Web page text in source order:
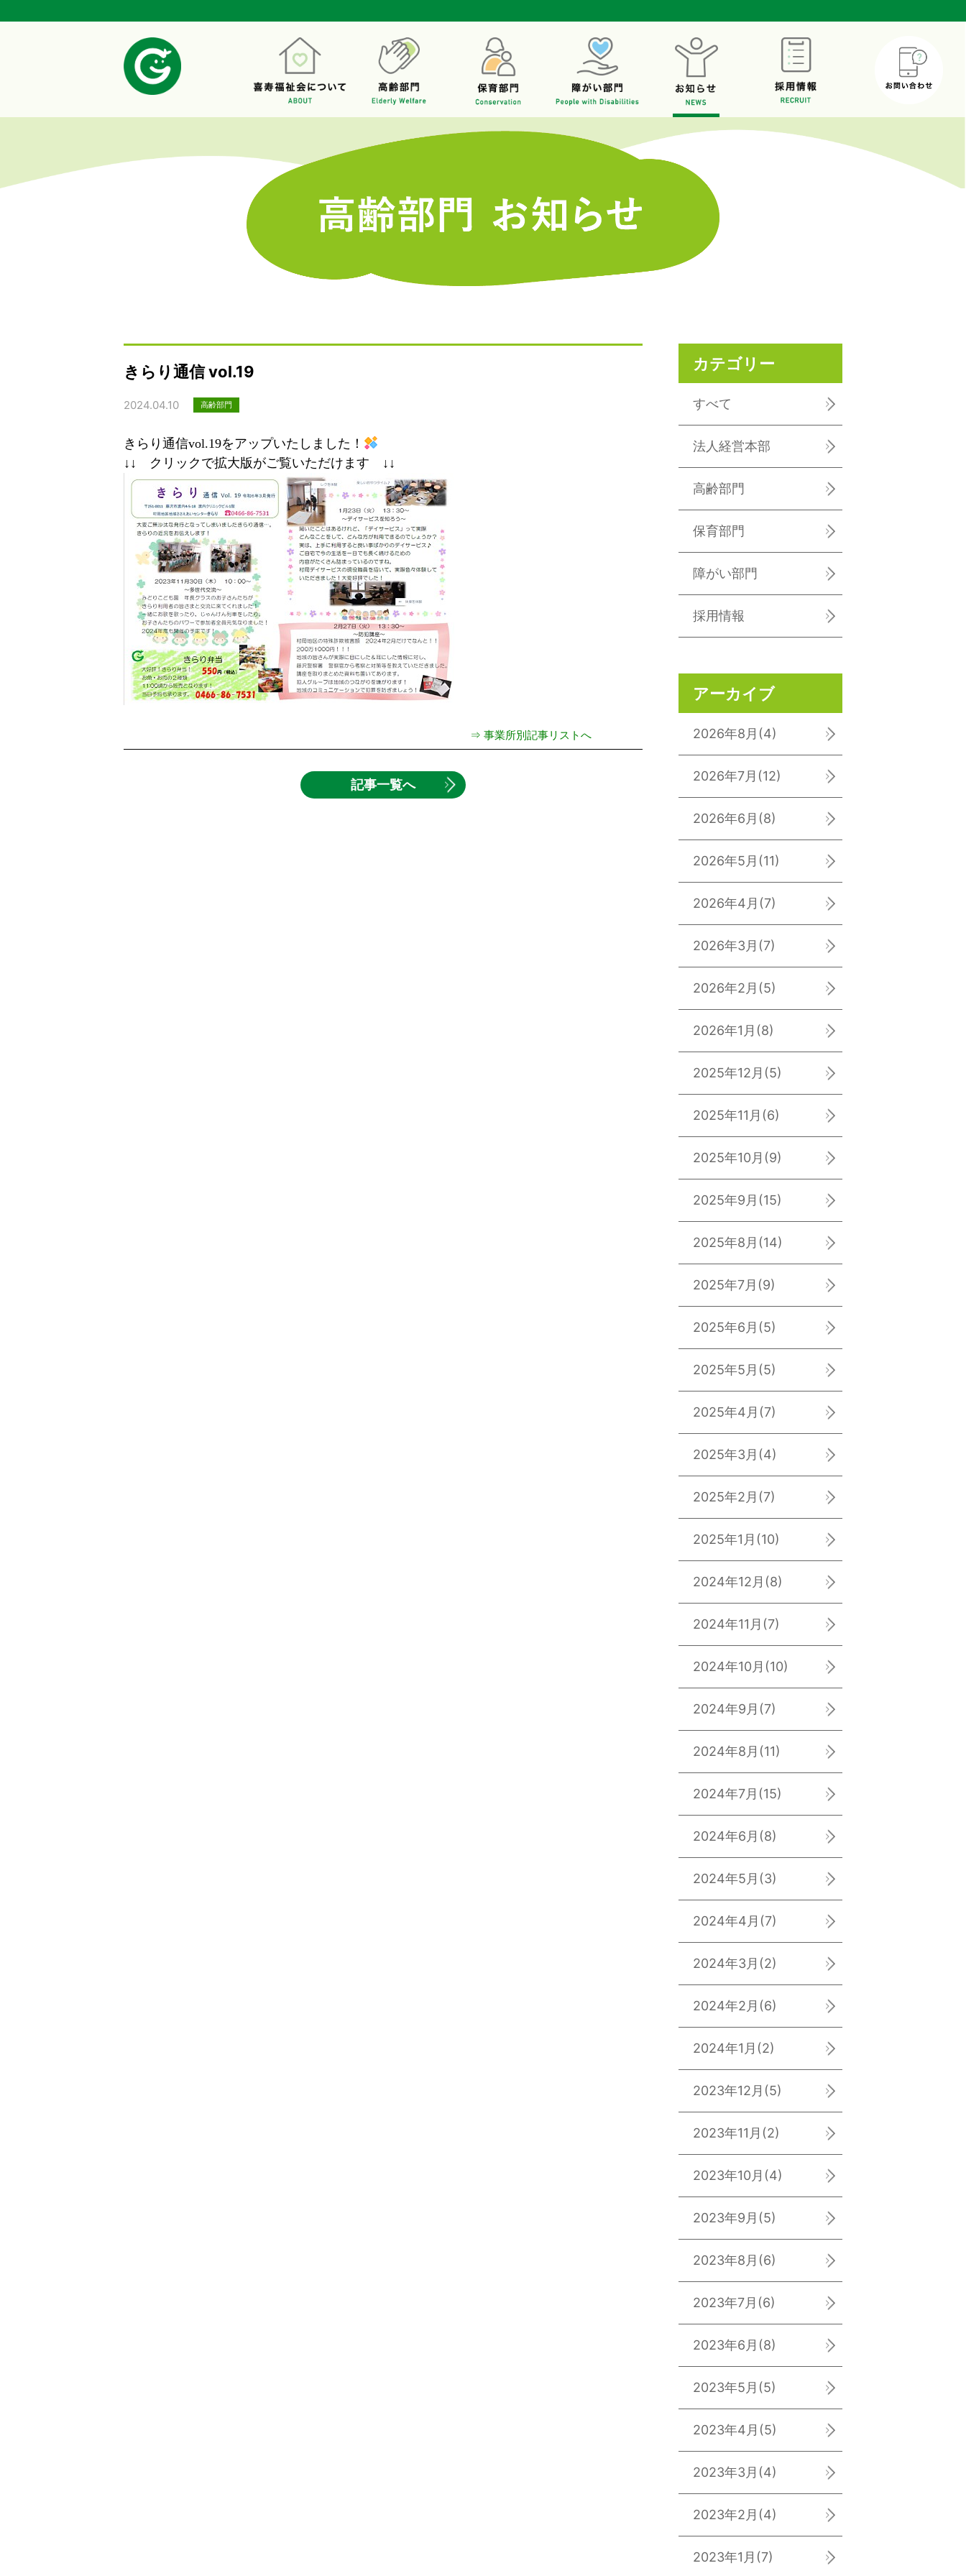
きらり通信 vol.19
2024.04.10 高齢部門
きらり通信vol.19をアップいたしました！
↓↓ クリックで拡大版がご覧いただけます ↓↓
⇒ 事業所別記事リストへ
記事一覧へ
カテゴリー
すべて
法人経営本部
高齢部門
保育部門
障がい部門
採用情報
アーカイブ
2026年8月 (4)
2026年7月 (12)
2026年6月 (8)
2026年5月 (11)
2026年4月 (7)
2026年3月 (7)
2026年2月 (5)
2026年1月 (8)
2025年12月 (5)
2025年11月 (6)
2025年10月 (9)
2025年9月 (15)
2025年8月 (14)
2025年7月 (9)
2025年6月 (5)
2025年5月 (5)
2025年4月 (7)
2025年3月 (4)
2025年2月 (7)
2025年1月 (10)
2024年12月 (8)
2024年11月 (7)
2024年10月 (10)
2024年9月 (7)
2024年8月 (11)
2024年7月 (15)
2024年6月 (8)
2024年5月 (3)
2024年4月 (7)
2024年3月 (2)
2024年2月 (6)
2024年1月 (2)
2023年12月 (5)
2023年11月 (2)
2023年10月 (4)
2023年9月 (5)
2023年8月 (6)
2023年7月 (6)
2023年6月 (8)
2023年5月 (5)
2023年4月 (5)
2023年3月 (4)
2023年2月 (4)
2023年1月 (7)